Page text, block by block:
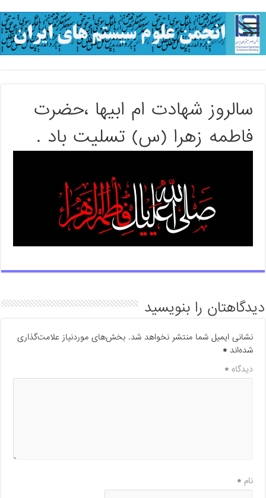
سالروز شهادت ام ابیها ،حضرت
فاطمه زهرا (س) تسلیت باد .
دیدگاهتان را بنویسید
نشانی ایمیل شما منتشر نخواهد شد. بخش‌های موردنیاز علامت‌گذاری
شده‌اند*
دیدگاه*
نام*